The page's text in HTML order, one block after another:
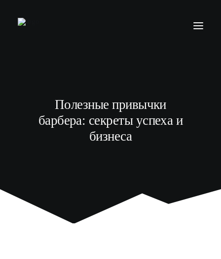
МОДЕЛЯМ
ВЫПУСКНИКИ
Полезные привычки
барбера: секреты успеха и
бизнеса